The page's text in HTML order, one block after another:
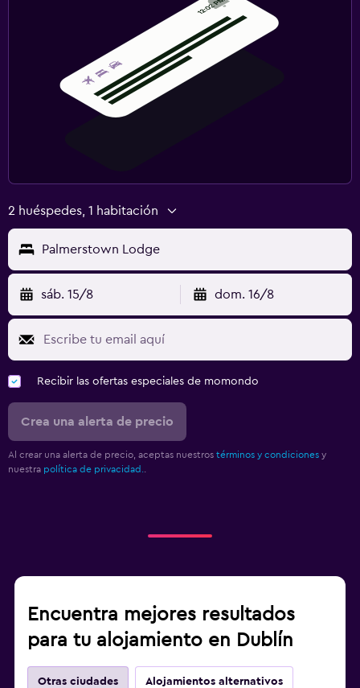
2 huéspedes, 1 habitación
Palmerstown Lodge
sáb. 15/8 dom. 16/8
Recibir las ofertas especiales de momondo
Crea una alerta de precio
Al crear una alerta de precio, aceptas nuestros términos y condiciones y
nuestra política de privacidad.
Encuentra mejores resultados
para tu alojamiento en Dublín
Otras ciudades Alojamientos alternativos